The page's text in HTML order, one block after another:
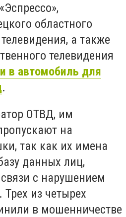
областного
а также
телевидения
в автомобиль для
.
ОТВД, им
на
так как их имена
данных лиц,
с нарушением
Трех из четырех
в мошенничестве